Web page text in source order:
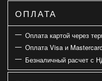
ОПЛАТА
Оплата картой через
Оплата Visa и
Безналичный расчет с